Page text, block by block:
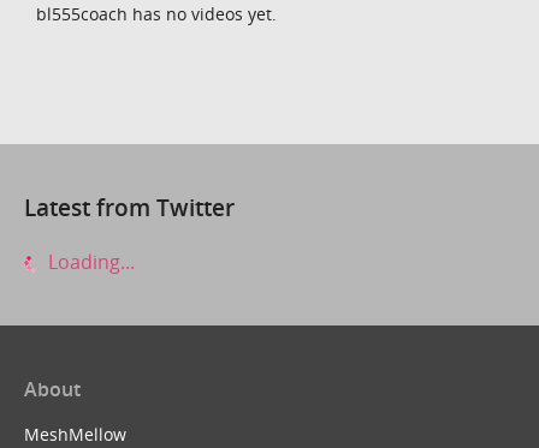
bl555coach has no videos yet.
Latest from Twitter
Loading...
About
MeshMellow